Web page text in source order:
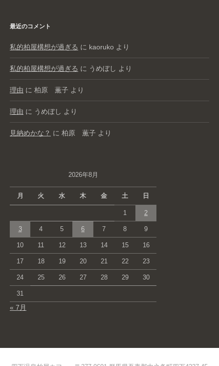
最近のコメント
私的柏屋構想が過ぎる に kaoruko より
私的柏屋構想が過ぎる に うめぼし より
理由 に 柏原 薫子 より
理由 に うめぼし より
見納めかな？ に 柏原 薫子 より
2026年8月
月 火 水 木 金 土 日
1 2
3 4 5 6 7 8 9
10 11 12 13 14 15 16
17 18 19 20 21 22 23
24 25 26 27 28 29 30
31
« 7月